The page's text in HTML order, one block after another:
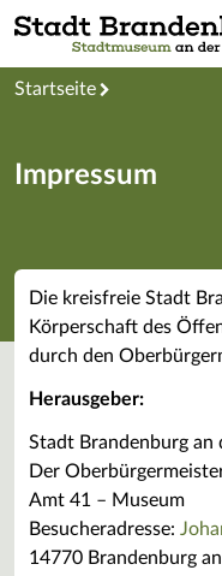
Startseite
Impressum
Die kreisfreie Stadt
Körperschaft des
durch den
Herausgeber:
Stadt Brandenburg an
Der
Amt 41 – Museum
Besucheradresse:
14770 Brandenburg